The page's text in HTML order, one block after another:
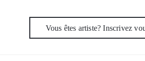
Vous êtes artiste? Inscrivez